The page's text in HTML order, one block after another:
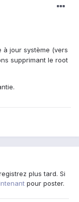
à jour système (vers
supprimant le root
plus tard. Si
pour poster.